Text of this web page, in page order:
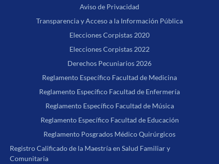
Aviso de Privacidad
Transparencia y Acceso a la Información Pública
Elecciones Corpistas 2020
Elecciones Corpistas 2022
Derechos Pecuniarios 2026
Reglamento Específico Facultad de Medicina
Reglamento Específico Facultad de Enfermería
Reglamento Específico Facultad de Música
Reglamento Específico Facultad de Educación
Reglamento Posgrados Médico Quirúrgicos
Registro Calificado de la Maestría en Salud Familiar y
Comunitaria